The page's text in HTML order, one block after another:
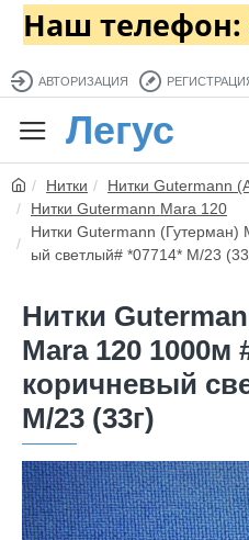
Наш телефон:
АВТОРИЗАЦИЯ
Легус
Нитки Нитки Gutermann
Нитки Gutermann Mara 120
Нитки Gutermann (Гутерман)
ый светлый# *07714* M/23
Нитки
Mara 120 1000м
коричневый
M/23 (33г)